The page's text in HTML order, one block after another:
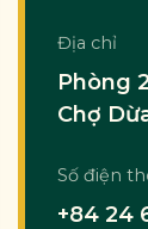
Địa chỉ
Phòng
Chợ
Số điện
+84 24